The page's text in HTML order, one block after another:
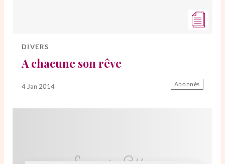
DIVERS
A chacune son rêve
4 Jan 2014 Abonnés